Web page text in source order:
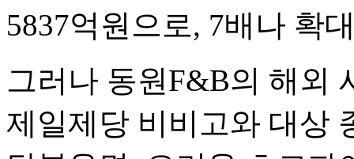
5837억원으로, 7배나 확
그러나 동원F&B의 해외
제일제당 비비고와 대상